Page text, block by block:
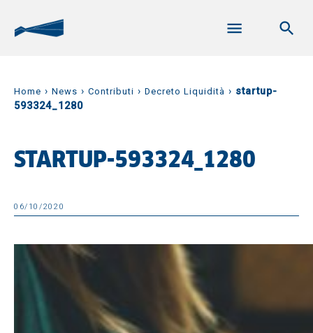
Home › News › Contributi › Decreto Liquidità › startup-
593324_1280
STARTUP-593324_1280
06/10/2020